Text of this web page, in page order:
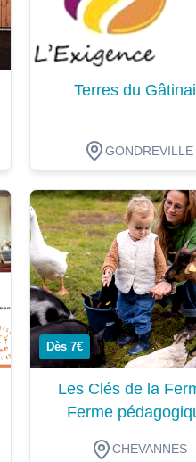
Terres du
GONDREVILLE
Dégustation
Dès 7€
Les Clés de la
Ferme
CHEVANNES